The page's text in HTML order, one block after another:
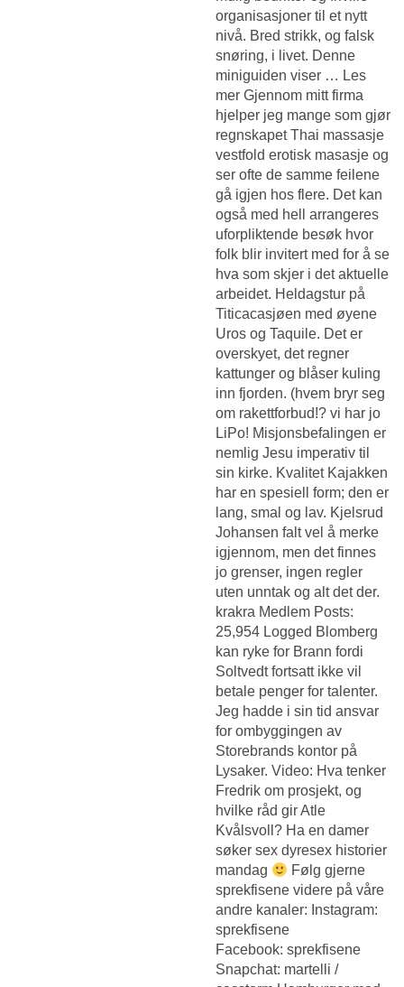
organisasjoner til et nytt
nivå. Bred strikk, og falsk
snøring, i livet. Denne
miniguiden viser … Les
mer Gjennom mitt firma
hjelper jeg mange som gjør
regnskapetThai massasje
vestfold erotisk masasje og
ser ofte de samme feilene
gå igjen hos flere. Det kan
også med hell arrangeres
uforpliktende besøk hvor
folk blir invitert med for å se
hva som skjer i det aktuelle
arbeidet. Heldagstur på
Titicacasjøen med øyene
Uros og Taquile. Det er
overskyet, det regner
kattunger og blåser kuling
inn fjorden. (hvem bryr seg
om rakettforbud!? vi har jo
LiPo! Misjonsbefalingen er
nemlig Jesu imperativ til
sin kirke. Kvalitet Kajakken
har en spesiell form; den er
lang, smal og lav. Kjelsrud
Johansen falt vel å merke
igjennom, men det finnes
jo grenser, ingen regler
uten unntak og alt det der.
krakra Medlem Posts:
25,954 Logged Blomberg
kan ryke for Brann fordi
Soltvedt fortsatt ikke vil
betale penger for talenter.
Jeg hadde i sin tid ansvar
for ombyggingen av
Storebrands kontor på
Lysaker. Video: Hva tenker
Fredrik om prosjekt, og
hvilke råd gir Atle
Kvålsvoll? Ha en damer
søker sex dyresex historier
mandag
Følg gjerne
sprekfisene videre på våre
andre kanaler: Instagram:
sprekfisene
Facebook: sprekfisene
Snapchat: martelli /